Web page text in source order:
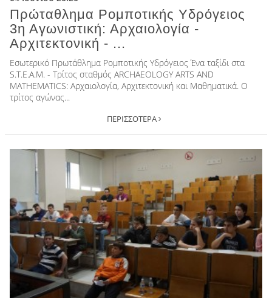
Πρώταθλημα Ρομποτικής Υδρόγειος
3η Αγωνιστική: Αρχαιολογία -
Αρχιτεκτονική - ...
Εσωτερικό Πρωτάθλημα Ρομποτικής Υδρόγειος Ένα ταξίδι στα
S.T.E.A.M. - Τρίτος σταθμός ARCHAΕOLOGY ARTS AND
MATHEMATICS: Αρχαιολογία, Αρχιτεκτονική και Μαθηματικά. Ο
τρίτος αγώνας...
ΠΕΡΙΣΣΟΤΕΡΑ